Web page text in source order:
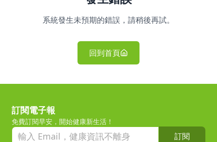
系統發生未預期的錯誤，請稍後再試。
回到首頁
訂閱電子報
免費訂閱早安，開始健康新生活！
訂閱